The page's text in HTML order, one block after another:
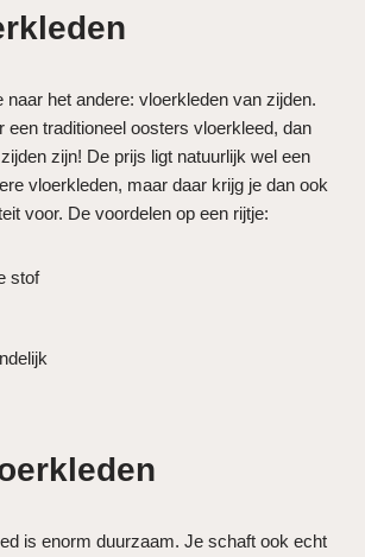
naar het andere: vloerkleden van zijden.
een traditioneel oosters vloerkleed, dan
zijn! De prijs ligt natuurlijk wel een
vloerkleden, maar daar krijg je dan ook
voor. De voordelen op een rijtje:
stof
is enorm duurzaam. Je schaft ook echt